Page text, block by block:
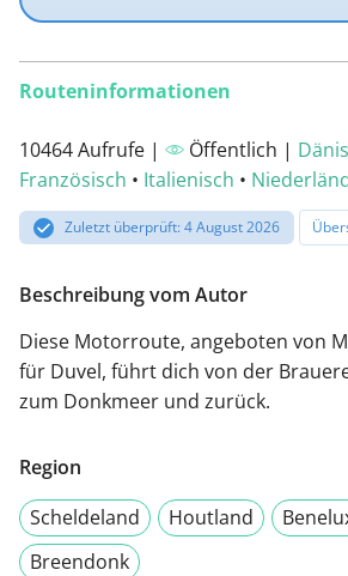
Routeninformationen
10464 Aufrufe | Öffentlich |
Französisch • Italienisch •
Zuletzt überprüft: 4 August 2026
Beschreibung vom Autor
Diese Motorroute, angeboten von
für Duvel, führt dich von der
zum Donkmeer und zurück.
Region
Scheldeland
Houtland
Breendonk